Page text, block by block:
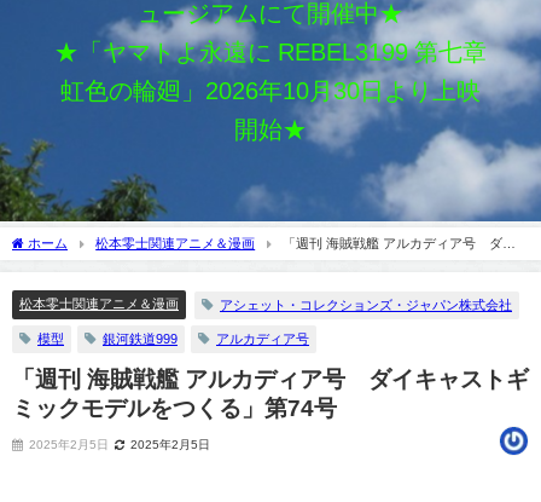
ュージアムにて開催中★
★「ヤマトよ永遠に REBEL3199 第七章
虹色の輪廻」2026年10月30日より上映
開始★
ホーム 松本零士関連アニメ＆漫画
「週刊 海賊戦艦 アルカディア号 ダイ
松本零士関連アニメ＆漫画 アシェット・コレクションズ・ジャパン株式会社
模型 銀河鉄道999 アルカディア号
「週刊 海賊戦艦 アルカディア号 ダイキャストギ
ミックモデルをつくる」第74号
2025年2月5日 2025年2月5日